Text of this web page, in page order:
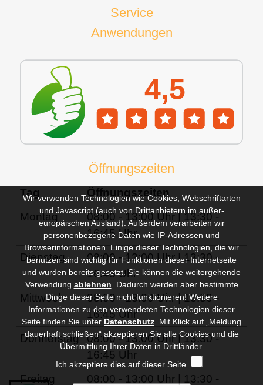
Service
Anwendungen
Öffnungszeiten
Tag
Öffnungszeiten
Montag
08:00 - 13:00 Uhr | 13:30 -
16:45 Uhr
Dienstag
08:00 - 13:00 Uhr | 13:30 -
16:45 Uhr
Mittwoch
08:00 - 13:00 Uhr | 13:30 -
16:45 Uhr
Donnerstag
08:00 - 13:00 Uhr | 13:30 -
16:45 Uhr
Freitag
08:00 - 13:00 Uhr | 13:30 -
Wir verwenden Technologien wie Cookies, Webschriftarten
und Javascript (auch von Drittanbietern im außer-
europäischen Ausland). Außerdem verarbeiten wir
personenbezogene Daten wie IP-Adressen und
Browserinformationen. Einige dieser Technologien, die wir
benutzen sind wichtig für Funktionen dieser Internetseite
und wurden bereits gesetzt. Sie können die weitergehende
Verwendung ablehnen
Dadurch werden aber bestimmte
Dinge dieser Seite nicht funktionieren! Weitere
Informationen zu den verwendeten Technologien dieser
Seite finden Sie unter Datenschutz . Mit Klick auf „Meldung
dauerhaft schließen“ akzeptieren Sie alle Cookies und die
Übermittlung Ihrer Daten in Drittländer.
Ich akzeptiere dies auf dieser Seite